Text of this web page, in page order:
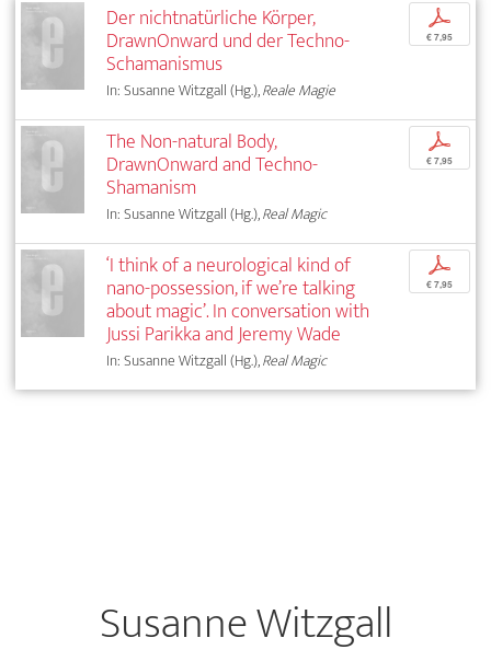
Der nichtnatürliche Körper,
DrawnOnward und der Techno-
Schamanismus
In: Susanne Witzgall (Hg.),Reale Magie
p
€ 7,95
The Non-natural Body,
DrawnOnward and Techno-
Shamanism
In: Susanne Witzgall (Hg.),Real Magic
p
€ 7,95
‘I think of a neurological kind of
nano-possession, if we’re talking
about magic’. In conversation with
Jussi Parikka and Jeremy Wade
In: Susanne Witzgall (Hg.),Real Magic
p
€ 7,95
Susanne Witzgall